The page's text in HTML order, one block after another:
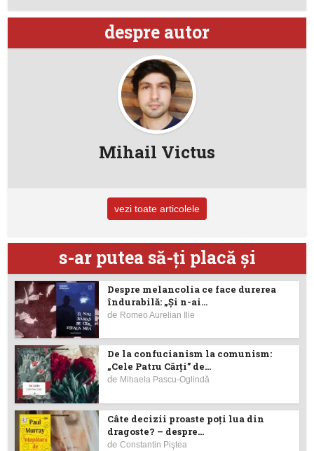
despre autor
Mihail Victus
vezi toate articolele
s-ar putea să-ţi placă şi
Despre melancolia ce face durerea
îndurabilă: „Și n-ai...
de Romeo Aurelian Ilie
De la confucianism la comunism:
„Cele Patru Cărți” de...
de Mihaela Pascu-Oglindă
Câte decizii proaste poţi lua din
dragoste? – despre...
deConstantin Piştea